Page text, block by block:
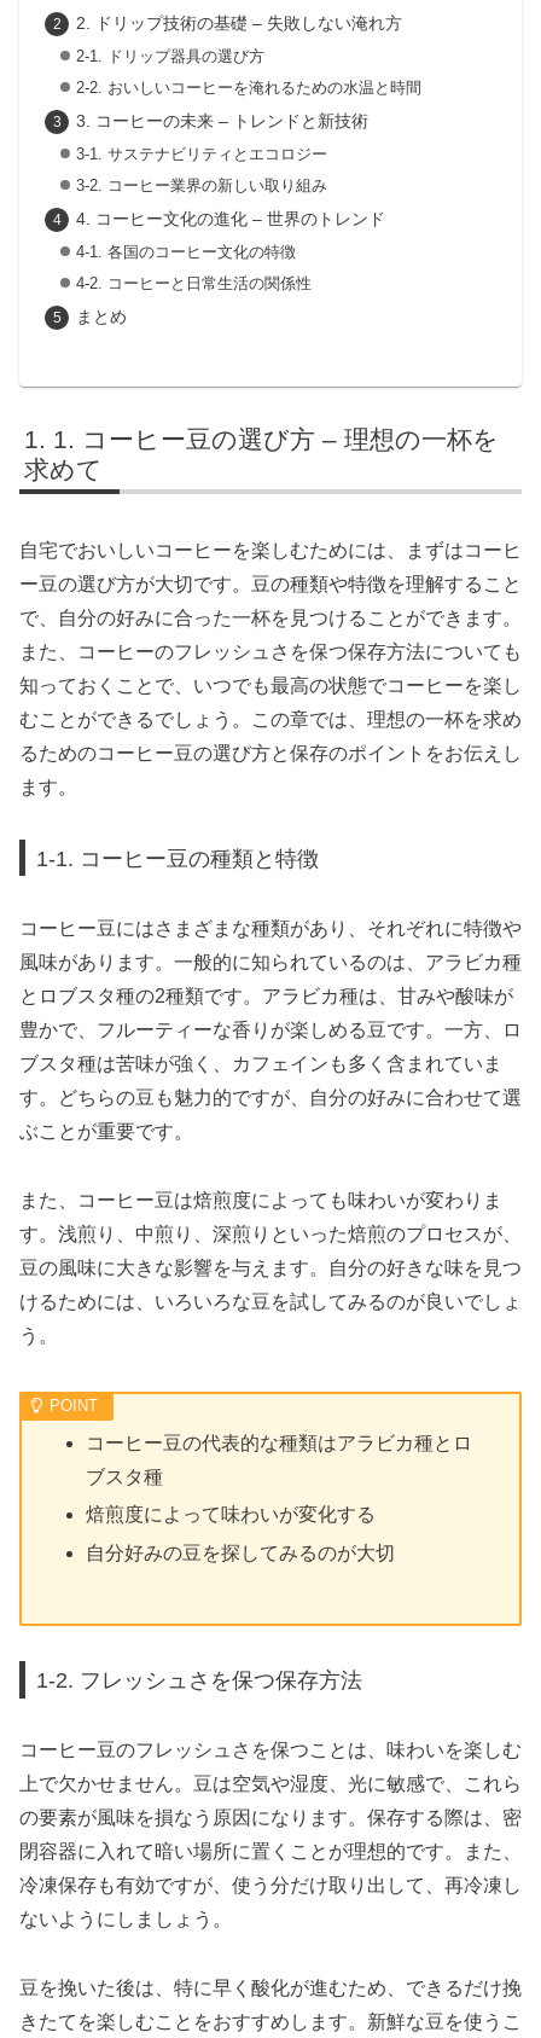
2. ドリップ技術の基礎 – 失敗しない淹れ方
2-1. ドリップ器具の選び方
2-2. おいしいコーヒーを淹れるための水温と時間
3. コーヒーの未来 – トレンドと新技術
3-1. サステナビリティとエコロジー
3-2. コーヒー業界の新しい取り組み
4. コーヒー文化の進化 – 世界のトレンド
4-1. 各国のコーヒー文化の特徴
4-2. コーヒーと日常生活の関係性
まとめ
1. コーヒー豆の選び方 – 理想の一杯を
求めて
自宅でおいしいコーヒーを楽しむためには、まずはコーヒ
ー豆の選び方が大切です。豆の種類や特徴を理解すること
で、自分の好みに合った一杯を見つけることができます。
また、コーヒーのフレッシュさを保つ保存方法についても
知っておくことで、いつでも最高の状態でコーヒーを楽し
むことができるでしょう。この章では、理想の一杯を求め
るためのコーヒー豆の選び方と保存のポイントをお伝えし
ます。
1-1. コーヒー豆の種類と特徴
コーヒー豆にはさまざまな種類があり、それぞれに特徴や
風味があります。一般的に知られているのは、アラビカ種
とロブスタ種の2種類です。アラビカ種は、甘みや酸味が
豊かで、フルーティーな香りが楽しめる豆です。一方、ロ
ブスタ種は苦味が強く、カフェインも多く含まれていま
す。どちらの豆も魅力的ですが、自分の好みに合わせて選
ぶことが重要です。
また、コーヒー豆は焙煎度によっても味わいが変わりま
す。浅煎り、中煎り、深煎りといった焙煎のプロセスが、
豆の風味に大きな影響を与えます。自分の好きな味を見つ
けるためには、いろいろな豆を試してみるのが良いでしょ
う。
コーヒー豆の代表的な種類はアラビカ種とロ
ブスタ種
焙煎度によって味わいが変化する
自分好みの豆を探してみるのが大切
1-2. フレッシュさを保つ保存方法
コーヒー豆のフレッシュさを保つことは、味わいを楽しむ
上で欠かせません。豆は空気や湿度、光に敏感で、これら
の要素が風味を損なう原因になります。保存する際は、密
閉容器に入れて暗い場所に置くことが理想的です。また、
冷凍保存も有効ですが、使う分だけ取り出して、再冷凍し
ないようにしましょう。
豆を挽いた後は、特に早く酸化が進むため、できるだけ挽
きたてを楽しむことをおすすめします。新鮮な豆を使うこ